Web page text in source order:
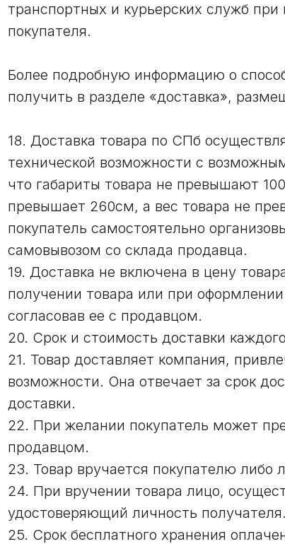
транспортных и курьерских служб
покупателя.
Более подробную информацию о
получить в разделе «доставка»,
18. Доставка товара по СПб
технической возможности с
что габариты товара не превышают
превышает 260см, а вес товара не
покупатель самостоятельно
самовывозом со склада продавца.
19. Доставка не включена в цену
получении товара или при
согласовав ее с продавцом.
20. Срок и стоимость доставки
21. Товар доставляет компания,
возможности. Она отвечает за срок
доставки.
22. При желании покупатель может
продавцом.
23. Товар вручается покупателю либо
24. При вручении товара лицо,
удостоверяющий личность получателя.
25. Срок бесплатного хранения